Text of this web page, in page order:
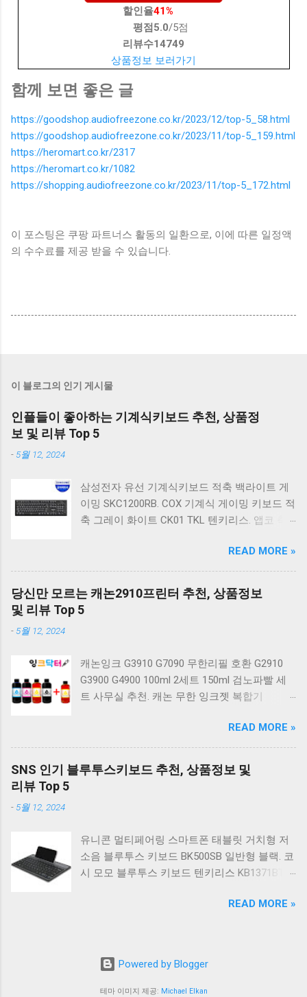
할인율41%
평점 5.0/5점
리뷰수14749
상품정보 보러가기
함께 보면 좋은 글
https://goodshop.audiofreezone.co.kr/2023/12/top-5_58.html
https://goodshop.audiofreezone.co.kr/2023/11/top-5_159.html
https://heromart.co.kr/2317
https://heromart.co.kr/1082
https://shopping.audiofreezone.co.kr/2023/11/top-5_172.html
이 포스팅은 쿠팡 파트너스 활동의 일환으로, 이에 따른 일정액
의 수수료를 제공 받을 수 있습니다.
이 블로그의 인기 게시물
인플들이 좋아하는 기계식키보드 추천, 상품정
보 및 리뷰 Top 5
- 5월 12, 2024
삼성전자 유선 기계식키보드 적축 백라이트 게
이밍 SKC1200RB. COX 기계식 게이밍 키보드 적
축 그레이 화이트 CK01 TKL 텐키리스. 앱코 축
랙 K560 일반형. 앱코 K517 레트로 기계식 게이
밍 유선키보드 갈축 일반형 레트로 베이지. 체리
키보드 G803000S TKL RGB 게이밍 텐키리스 기
계식 키보드 4종 축 선택 저소음적축 블랙. 체리
베이지 K517 Retro. COX CK01 교체축 사이드
RGB 게이밍 기계식 키보드 네이비 CK01NV적축
일반형. 체리키보드 XTRFY MX BOARD 3.1 RGB
COX 기계식 게이밍 키보드 갈축 그레이 화이트
CK01 TKL 텐키리스 기계식키보드 구매를 고려
하실 때, 추가 할인 혜택을 놓치지 마세요. 다양
정이 많이 어려우시죠? 특히 기계식키보드 같은
상품을 고를 때는 더 고민이 많을 수 밖에 없습
니다. 다양한 상품들을 상세스펙 과 가격 을 꼼
READ MORE »
당신만 모르는 캐논2910프린터 추천, 상품정보
및 리뷰 Top 5
- 5월 12, 2024
캐논잉크 G3910 G7090 무한리필 호환 G2910
G3900 G4900 100ml 2세트 150ml 검노파빨 세
트 사무실 추천. 캐논 무한 잉크젯 복합기
논 PIXMA G2910 잉크포함 정품 무한복합기 컬
러 잉크젯복합기 가정용프린터 상세정보참조.
캐논 G시리즈 프린터 정품 헤드 카트리지
G1900 G2900 G3900 G4900 G2910 G3910
G4902 G4910 G4911 리필 잉크 1개 GI990
500ml 4색세트. 캐논 빌트인 정품무한 복합기
G2910 정품잉크 포함충전잉크4색 추가증정. 캐
잉크 4색세트 G3910 G3900 G2900 G4900
합기 G6091 캐논2910프린터 구매를 고려하실
인 혜택과 빠른배송 혜택을 놓치지 않도록 먼저
READ MORE »
SNS 인기 블루투스키보드 추천, 상품정보 및
리뷰 Top 5
- 5월 12, 2024
유니콘 멀티페어링 스마트폰 태블릿 거치형 저
소음 블루투스 키보드 BK500SB 일반형 블랙. 코
시 모모 블루투스 키보드 텐키리스 KB1371BT
K380S. 로지텍 무선키보드 텐키리스 스모키 블
이식 블루투스 키보드 OABTKBDA 퓨어 화이트.
코시 베이직 블루투스 키보드 KB1352BT 실버
텐키리스. 로지텍 무선키보드 텐키리스 더스티
READ MORE »
Powered by Blogger
테마 이미지 제공: Michael Elkan